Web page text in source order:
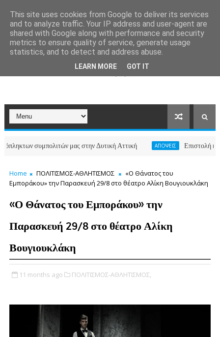
συμπολιτών μας στην Δυτική Αττική ΑΠΟΨΕΙΣ Επιστολή
Home ΠΟΛΙΤΙΣΜΟΣ-ΑΘΛΗΤΙΣΜΟΣ
«Ο Θάνατος του
Εμποράκου» την Παρασκευή 29/8 στο θέατρο Αλίκη Βουγιουκλάκη
«Ο Θάνατος του Εμποράκου» την
Παρασκευή 29/8 στο θέατρο Αλίκη
Βουγιουκλάκη
11 months ago ΠΟΛΙΤΙΣΜΟΣ-ΑΘΛΗΤΙΣΜΟΣ,
This site uses cookies from Google to deliver its services
and to analyze traffic. Your IP address and user-agent are
shared with Google along with performance and security
metrics to ensure quality of service, generate usage
statistics, and to detect and address abuse.
LEARN MORE GOT IT